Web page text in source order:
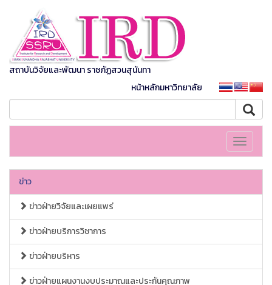
สถาบันวิจัยและพัฒนา ราชภัฏสวนสุนันทา
หน้าหลักมหาวิทยาลัย
Toggle
ข่าว
ข่าวฝ่ายวิจัยและเผยแพร่
ข่าวฝ่ายบริการวิชาการ
ข่าวฝ่ายบริหาร
ข่าวฝ่ายแผนงานงบประมาณและประกันคุณภาพ